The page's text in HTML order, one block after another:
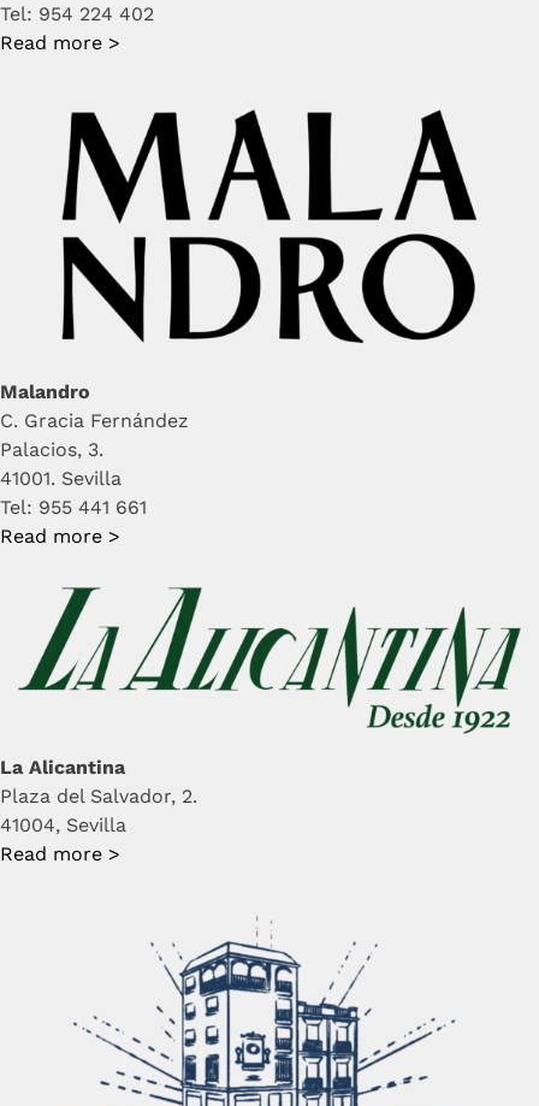
Tel: 954 224 402
Read more >
Malandro
C. Gracia Fernández
Palacios, 3.
41001. Sevilla
Tel: 955 441 661
Read more >
La Alicantina
Plaza del Salvador, 2.
41004, Sevilla
Read more >